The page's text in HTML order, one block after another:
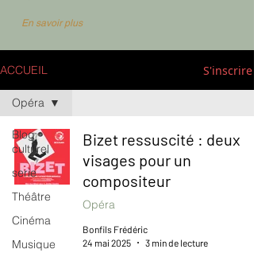
En savoir plus
ACCUEIL S'inscrire
Blog
culturel
serie
Théâtre
Cinéma
Musique
Opéra
Bizet ressuscité : deux
visages pour un
compositeur
Opéra
Bonfils Frédéric
24 mai 2025
3 min de lecture